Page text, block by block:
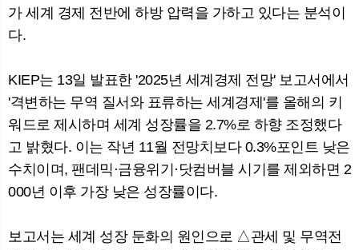
가 세계 경제 전반에 하방 압력을 가하고 있다는 분석이
다.
KIEP는 13일 발표한 '2025년 세계경제 전망' 보고서에서
'격변하는 무역 질서와 표류하는 세계경제'를 올해의 키
워드로 제시하며 세계 성장률을 2.7%로 하향 조정했다
고 밝혔다. 이는 작년 11월 전망치보다 0.3%포인트 낮은
수치이며, 팬데믹·금융위기·닷컴버블 시기를 제외하면 2
000년 이후 가장 낮은 성장률이다.
보고서는 세계 성장 둔화의 원인으로 △관세 및 무역전